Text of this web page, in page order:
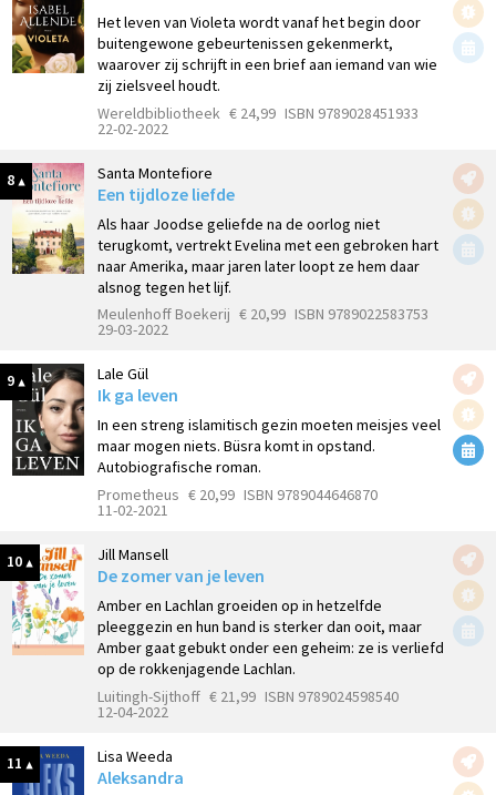
Het leven van Violeta wordt vanaf het begin door
buitengewone gebeurtenissen gekenmerkt,
waarover zij schrijft in een brief aan iemand van wie
zij zielsveel houdt.
Wereldbibliotheek € 24,99 ISBN 9789028451933
22-02-2022
8 Santa Montefiore
Een tijdloze liefde
Als haar Joodse geliefde na de oorlog niet
terugkomt, vertrekt Evelina met een gebroken hart
naar Amerika, maar jaren later loopt ze hem daar
alsnog tegen het lijf.
Meulenhoff Boekerij € 20,99 ISBN 9789022583753
29-03-2022
9 Lale Gül
Ik ga leven
In een streng islamitisch gezin moeten meisjes veel
maar mogen niets. Büsra komt in opstand.
Autobiografische roman.
Prometheus € 20,99 ISBN 9789044646870
11-02-2021
10 Jill Mansell
De zomer van je leven
Amber en Lachlan groeiden op in hetzelfde
pleeggezin en hun band is sterker dan ooit, maar
Amber gaat gebukt onder een geheim: ze is verliefd
op de rokkenjagende Lachlan.
Luitingh-Sijthoff € 21,99 ISBN 9789024598540
12-04-2022
11 Lisa Weeda
Aleksandra